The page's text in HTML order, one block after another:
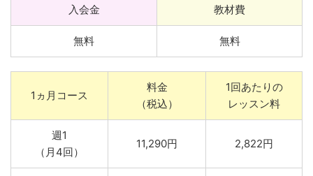
入会金 教材費
無料 無料
1ヵ月コース
料金
（税込）
1回あたりの
レッスン料
週1
（月4回）
11,290円 2,822円